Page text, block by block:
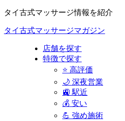
タイ古式マッサージ情報を紹介
タイ古式マッサージマガジン
店舗を探す
特徴で探す
⭐ 高評価
🌙 深夜営業
🚉 駅近
💰 安い
💪 強め施術